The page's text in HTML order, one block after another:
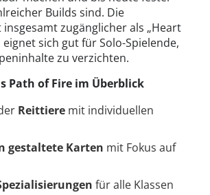
Builds sind. Die
zugänglicher als „Heart
sich gut für Solo-Spielende,
zu verzichten.
Path of Fire im Überblick
Reittiere mit individuellen
gestaltete Karten mit Fokus auf
für alle Klassen